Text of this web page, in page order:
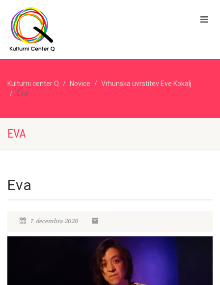
Kulturni center Q Novice
Vrhunska uvrstitev Eve Kokalj
Eva
EVA
Eva
7. decembra 2020